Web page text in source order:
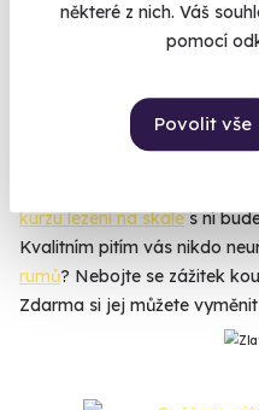
některé z nich. Váš
pomocí
Povolit vše
Zobrazit zážitky na mapě
absolvovat celoročně,
akčnější typ? Co takhlelet
kurzu lezení na skáles ní
Kvalitním pitím vás nikdo
rumů? Nebojte se zážitek
Zdarma si jej můžete